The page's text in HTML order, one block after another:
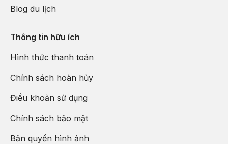
Blog du lịch
Thông tin hữu ích
Hình thức thanh toán
Chính sách hoàn hủy
Điều khoản sử dụng
Chính sách bảo mật
Bản quyền hình ảnh